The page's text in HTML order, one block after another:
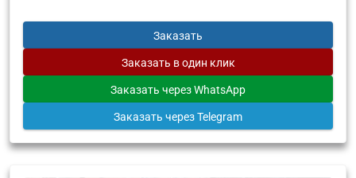
Заказать
Заказать в один клик
Заказать через WhatsApp
Заказать через Telegram